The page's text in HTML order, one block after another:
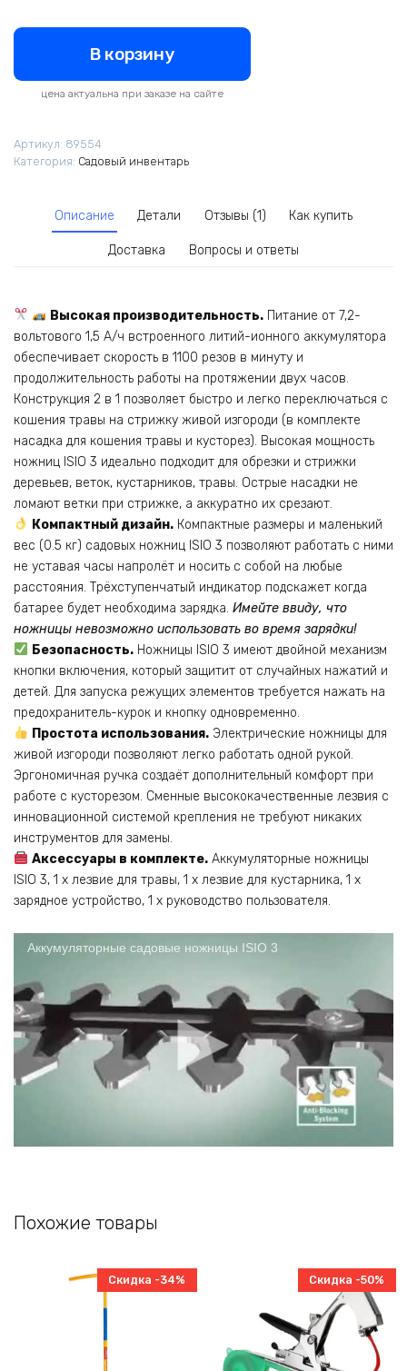
В корзину
цена актуальна при заказе на сайте
Артикул: 89554
Категория: Садовый инвентарь
Описание Детали Отзывы (1) Как купить
Доставка Вопросы и ответы
Высокая производительность.Питание от 7,2-
вольтового 1,5 А/ч встроенного литий-ионного аккумулятора
обеспечивает скорость в 1100 резов в минуту и
продолжительность работы на протяжении двух часов.
Конструкция 2 в 1 позволяет быстро и легко переключаться с
кошения травы на стрижку живой изгороди (в комплекте
насадка для кошения травы и кусторез). Высокая мощность
ножниц ISIO 3 идеально подходит для обрезки и стрижки
деревьев, веток, кустарников, травы. Острые насадки не
ломают ветки при стрижке, а аккуратно их срезают.
Компактный дизайн.Компактные размеры и маленький
вес (0.5 кг) садовых ножниц ISIO 3 позволяют работать с ними
не уставая часы напролёт и носить с собой на любые
расстояния. Трёхступенчатый индикатор подскажет когда
батарее будет необходима зарядка. Имейте ввиду, что
ножницы невозможно использовать во время зарядки!
Безопасность.Ножницы ISIO 3 имеют двойной механизм
кнопки включения, который защитит от случайных нажатий и
детей. Для запуска режущих элементов требуется нажать на
предохранитель-курок и кнопку одновременно.
Простота использования.Электрические ножницы для
живой изгороди позволяют легко работать одной рукой.
Эргономичная ручка создаёт дополнительный комфорт при
работе с кусторезом. Сменные высококачественные лезвия с
инновационной системой крепления не требуют никаких
инструментов для замены.
Аксессуары в комплекте.Аккумуляторные ножницы
ISIO 3, 1 x лезвие для травы, 1 x лезвие для кустарника, 1 x
зарядное устройство, 1 x руководство пользователя.
Аккумуляторные садовые ножницы ISIO 3
Похожие товары
Скидка -34% Скидка -50%